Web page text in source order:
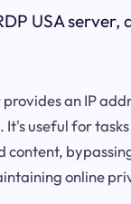
USA server,
an IP
It's useful for
content,
online